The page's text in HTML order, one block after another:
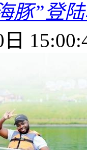
豚”登